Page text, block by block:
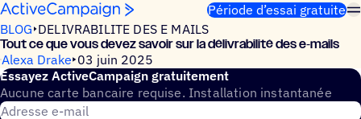
Passer au contenu
Période d’essai gratuite
BLOG DELIVRABILITE DES E MAILS
Tout ce que vous devez savoir sur la déli­vra­bi­lité des e‑mails
Alexa Drake 03 juin 2025
Essayez ActiveCampaign gratuitement
Aucune carte bancaire requise. Installation instantanée
Adresse e-mail